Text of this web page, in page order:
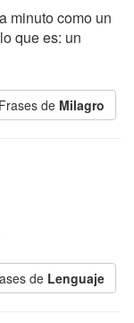
minuto como un
que es: un
de Milagro
de Lenguaje